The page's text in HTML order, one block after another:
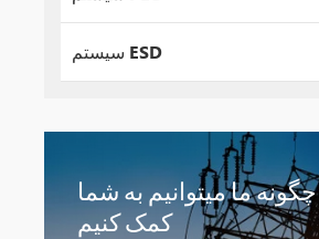
سیستم ESD
چگونه ما میتوانیم به شما
کمک کنیم